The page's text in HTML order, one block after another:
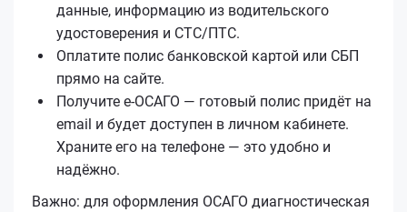
данные, информацию из водительского
удостоверения и СТС/ПТС.
Оплатите полис банковской картой или СБП
прямо на сайте.
Получите е‑ОСАГО — готовый полис придёт на
email и будет доступен в личном кабинете.
Храните его на телефоне — это удобно и
надёжно.
Важно: для оформления ОСАГО диагностическая